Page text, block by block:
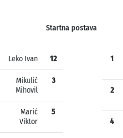
Startna postava
Leko Ivan 12
Mikulić
Mihovil
3
Marić
Viktor
5
1
2
4